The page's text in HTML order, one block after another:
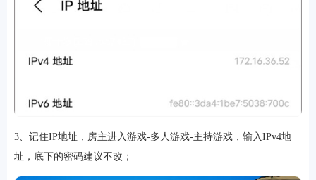
3、记住IP地址，房主进入游戏-多人游戏-主持游戏，输入IPv4地
址，底下的密码建议不改；